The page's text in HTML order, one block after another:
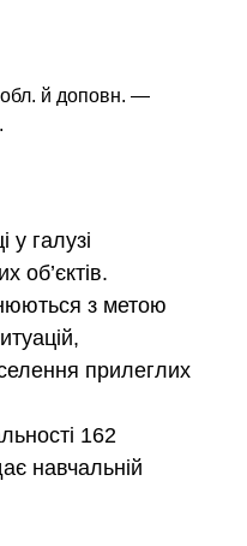
й доповн. —
у галузі
об’єктів.
з метою
прилеглих
162
навчальній